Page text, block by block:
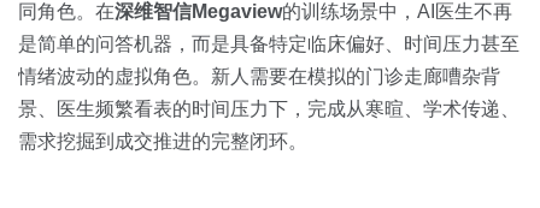
同角色。在深维智信Megaview的训练场景中，AI医生不再
是简单的问答机器，而是具备特定临床偏好、时间压力甚至
情绪波动的虚拟角色。新人需要在模拟的门诊走廊嘈杂背
景、医生频繁看表的时间压力下，完成从寒暄、学术传递、
需求挖掘到成交推进的完整闭环。